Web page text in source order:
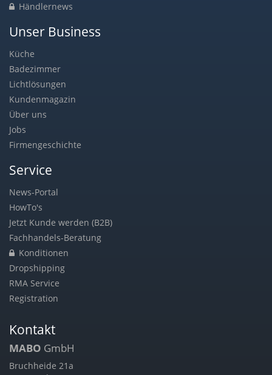
Händlernews
Unser Business
Küche
Badezimmer
Lichtlösungen
Kundenmagazin
Über uns
Jobs
Firmengeschichte
Service
News-Portal
HowTo's
Jetzt Kunde werden (B2B)
Fachhandels-Beratung
Konditionen
Dropshipping
RMA Service
Registration
Kontakt
MABO GmbH
Bruchheide 21a